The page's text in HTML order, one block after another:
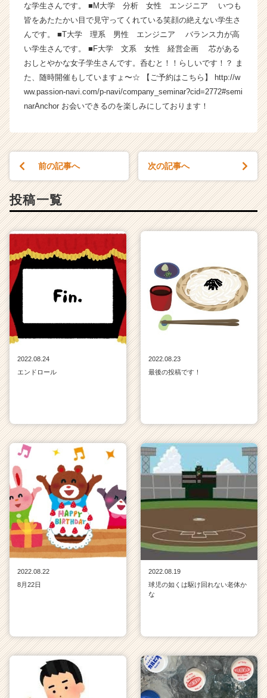
企
業
か
ら
ス
カ
ウ
ト
が
く
イ
キ
リ
ア
な学生さんです。 ■M大学 分析 女性 エンジニア いつも
皆をあたたかい目で見守ってくれている笑顔の絶えない学生さ
んです。 ■T大学 理系 男性 エンジニア バランス力が高
い学生さんです。 ■F大学 文系 女性 経営企画 芯がある
おしとやかな女子学生さんです。呑むと！！らしいです！？ ま
た、随時開催もしていますょ〜☆ 【ご予約はこちら】 http://w
ww.passion-navi.com/p-navi/company_seminar?cid=2772#semi
narAnchor お会いできるのを楽しみにしております！
前の記事へ 次の記事へ
投稿一覧
2022.08.24
エンドロール
2022.08.23
最後の投稿です！
2022.08.22
8月22日
2022.08.19
球児の如くは駆け回れない老体か
な